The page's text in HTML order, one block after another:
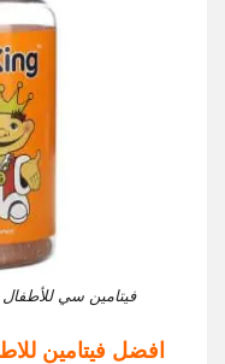
فيتامين سي
افضل فيتامين